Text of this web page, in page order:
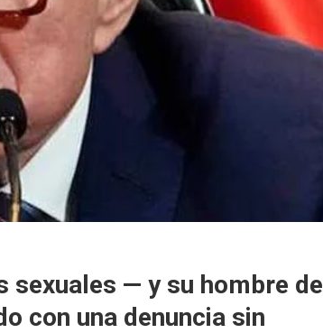
sexuales — y su hombre de
con una denuncia sin